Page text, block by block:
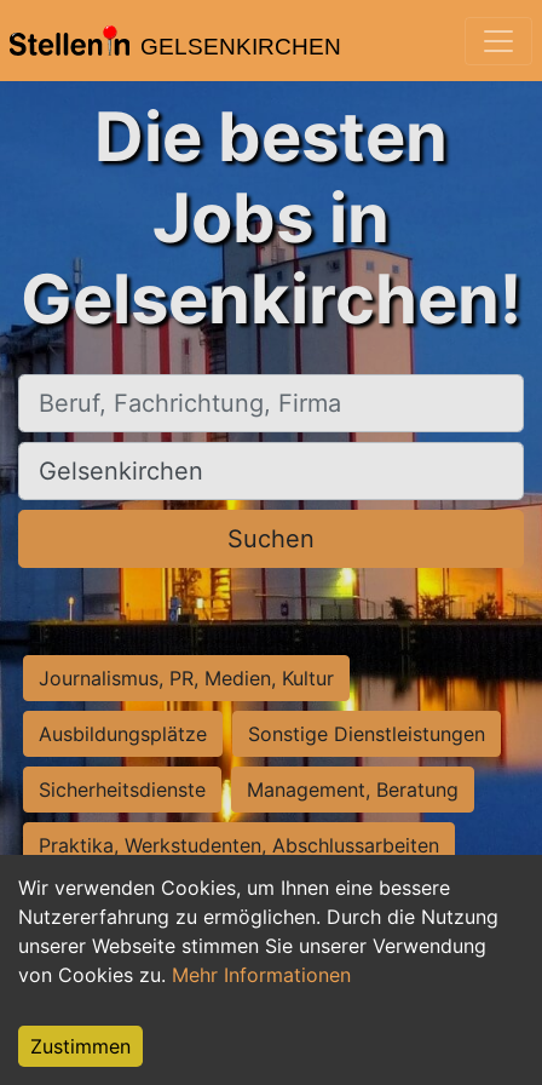
GELSENKIRCHEN
Wir verwenden Cookies, um Ihnen eine bessere
Nutzererfahrung zu ermöglichen. Durch die Nutzung
unserer Webseite stimmen Sie unserer Verwendung
von Cookies zu. Mehr Informationen
Zustimmen
Die besten
Jobs in
Gelsenkirchen!
Beruf, Fachrichtung, Firma
Ort, Stadt
Suchen
Journalismus, PR, Medien, Kultur
Ausbildungsplätze Sonstige Dienstleistungen
Sicherheitsdienste Management, Beratung
Praktika, Werkstudenten, Abschlussarbeiten
Personalwesen Assistenz, Sekretariat
Hilfskräfte, Aushilfs- und Nebenjobs
Weiterbildung, Studium, duale Ausbildung